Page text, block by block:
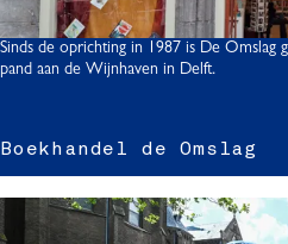
Boekhandel de Omslag
Sinds de oprichting in 1987 is De Omslag
pand aan de Wijnhaven in Delft.